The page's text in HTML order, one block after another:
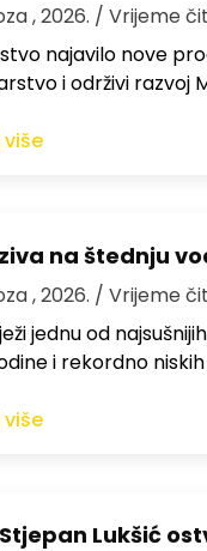
, 2026. / Vrijeme
najavilo nove
i održivi razvoj
na štednju
, 2026. / Vrijeme
jednu od
i rekordno
Lukšić